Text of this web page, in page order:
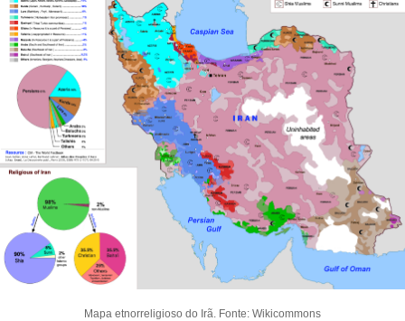
Mapa etnorreligioso do Irã. Fonte: Wikicommons